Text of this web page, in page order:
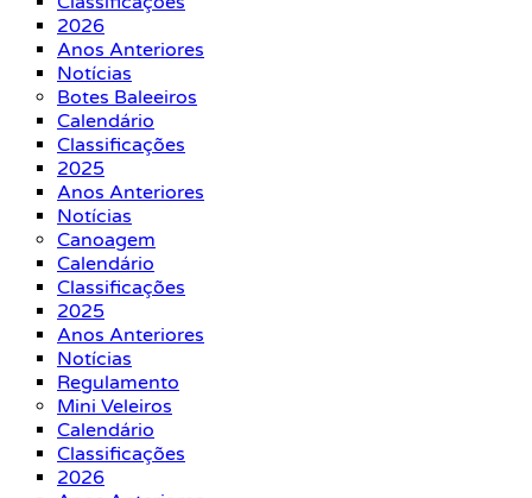
2026
Anos Anteriores
Notícias
Botes Baleeiros
Calendário
Classificações
2025
Anos Anteriores
Notícias
Canoagem
Calendário
Classificações
2025
Anos Anteriores
Notícias
Regulamento
Mini Veleiros
Calendário
Classificações
2026